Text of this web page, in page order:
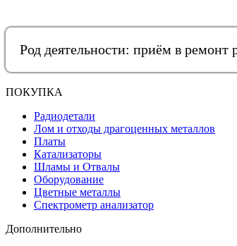
Род деятельности: приём в
ПОКУПКА
Радиодетали
Лом и отходы драгоценных металлов
Платы
Катализаторы
Шламы и Отвалы
Оборудование
Цветные металлы
Спектрометр анализатор
Дополнительно